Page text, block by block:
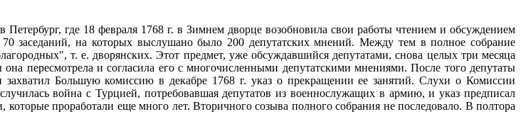
где 18 февраля 1768 г. в Зимнем дворце возобновила свои работы чтением и обсуждением
заседаний, на которых выслушано было 200 депутатских мнений. Между тем в полное собрание
т. е. дворянских. Этот предмет, уже обсуждавшийся депутатами, снова целых три месяца
пересмотрела и согласила его с многочисленными депутатскими мнениями. После того депутаты
Большую комиссию в декабре 1768 г. указ о прекращении ее занятий. Слухи о Комиссии
война с Турцией, потребовавшая депутатов из военнослужащих в армию, и указ предписал
проработали еще много лет. Вторичного созыва полного собрания не последовало. В полтора